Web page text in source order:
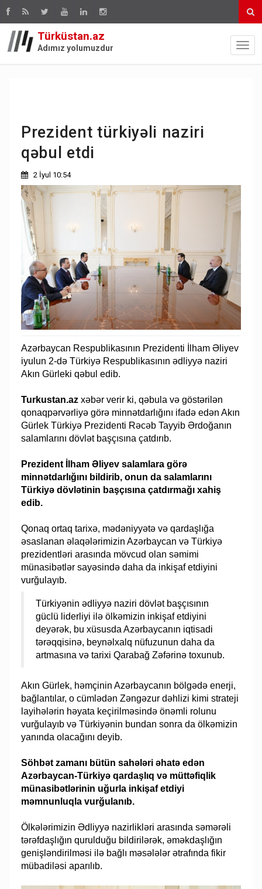
Türküstan.az
Adımız yolumuzdur
Prezident türkiyəli naziri
qəbul etdi
2 İyul 10:54
Azərbaycan Respublikasının Prezidenti İlham Əliyev
iyulun 2-də Türkiyə Respublikasının ədliyyə naziri
Akın Gürleki qəbul edib.
Turkustan.azxəbər verir ki, qəbula və göstərilən
qonaqpərvərliyə görə minnətdarlığını ifadə edən Akın
Gürlek Türkiyə Prezidenti Rəcəb Tayyib Ərdoğanın
salamlarını dövlət başçısına çatdırıb.
Prezident İlham Əliyev salamlara görə
minnətdarlığını bildirib, onun da salamlarını
Türkiyə dövlətinin başçısına çatdırmağı xahiş
edib.
Qonaq ortaq tarixə, mədəniyyətə və qardaşlığa
əsaslanan əlaqələrimizin Azərbaycan və Türkiyə
prezidentləri arasında mövcud olan səmimi
münasibətlər sayəsində daha da inkişaf etdiyini
vurğulayıb.
Türkiyənin ədliyyə naziri dövlət başçısının
güclü liderliyi ilə ölkəmizin inkişaf etdiyini
deyərək, bu xüsusda Azərbaycanın iqtisadi
tərəqqisinə, beynəlxalq nüfuzunun daha da
artmasına və tarixi Qarabağ Zəfərinə toxunub.
Akın Gürlek, həmçinin Azərbaycanın bölgədə enerji,
bağlantılar, o cümlədən Zəngəzur dəhlizi kimi strateji
layihələrin həyata keçirilməsində önəmli rolunu
vurğulayıb və Türkiyənin bundan sonra da ölkəmizin
yanında olacağını deyib.
Söhbət zamanı bütün sahələri əhatə edən
Azərbaycan-Türkiyə qardaşlıq və müttəfiqlik
münasibətlərinin uğurla inkişaf etdiyi
məmnunluqla vurğulanıb.
Ölkələrimizin Ədliyyə nazirlikləri arasında səmərəli
tərəfdaşlığın qurulduğu bildirilərək, əməkdaşlığın
genişləndirilməsi ilə bağlı məsələlər ətrafında fikir
mübadiləsi aparılıb.